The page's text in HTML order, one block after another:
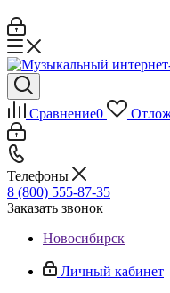
Сравнение0
Телефоны
8 (800) 555-87-35
Заказать звонок
Новосибирск
Личный кабинет